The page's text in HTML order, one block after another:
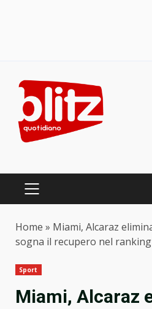
content
PRIMARY
Home » Miami, Alcaraz
sogna il recupero nel ranking
Sport
Miami, Alcaraz